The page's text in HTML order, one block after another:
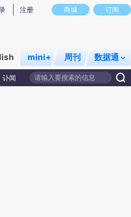
意图存在偏差。不代表财新观点和立场。推荐
商城 订阅
注册
mini+ 周刊 数据通
讣闻